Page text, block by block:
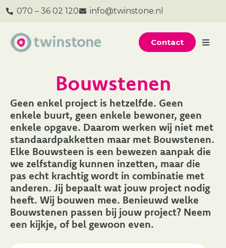
070 – 36 02 120 info@twinstone.nl
Contact
Bouwstenen
Geen enkel project is hetzelfde. Geen
enkele buurt, geen enkele bewoner, geen
enkele opgave. Daarom werken wij niet met
standaardpakketten maar met Bouwstenen.
Elke Bouwsteen is een bewezen aanpak die
we zelfstandig kunnen inzetten, maar die
pas echt krachtig wordt in combinatie met
anderen. Jij bepaalt wat jouw project nodig
heeft. Wij bouwen mee. Benieuwd welke
Bouwstenen passen bij jouw project? Neem
een kijkje, of bel gewoon even.